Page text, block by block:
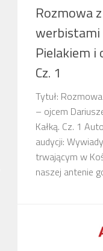
Rozmowa
werbistami
Pielakiem i
Cz. 1
Tytuł:
– ojcem
Kałką. Cz. 1
audycji:
trwającym w
naszej antenie